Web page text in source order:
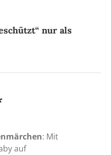
Die
nur als
: Mit
auf